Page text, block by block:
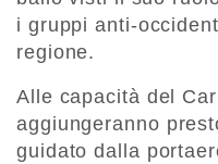
i gruppi anti-
regione.
Alle capacità del
aggiungeranno
guidato dalla